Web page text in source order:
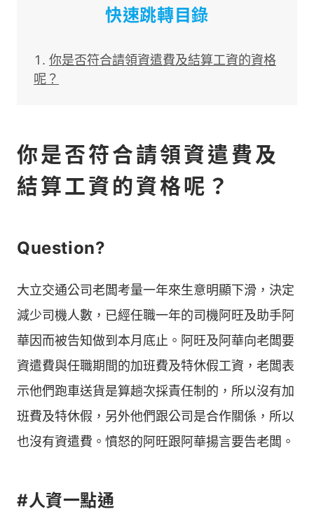
快速跳轉目錄
你是否符合請領資遣費及結算工資的資格
呢？
你是否符合請領資遣費及
結算工資的資格呢？
Question?
大立交通公司老闆考量一年來生意明顯下滑，決定
減少司機人數，已經任職一年的司機阿旺及助手阿
華因而被告知做到本月底止。阿旺及阿華向老闆要
資遣費與任職期間的加班費及特休假工資，老闆表
示他們跑車送貨是算趟次採責任制的，所以沒有加
班費及特休假，另外他們跟公司是合作關係，所以
也沒有資遣費。憤怒的阿旺跟阿華揚言要告老闆。
#人資一點通